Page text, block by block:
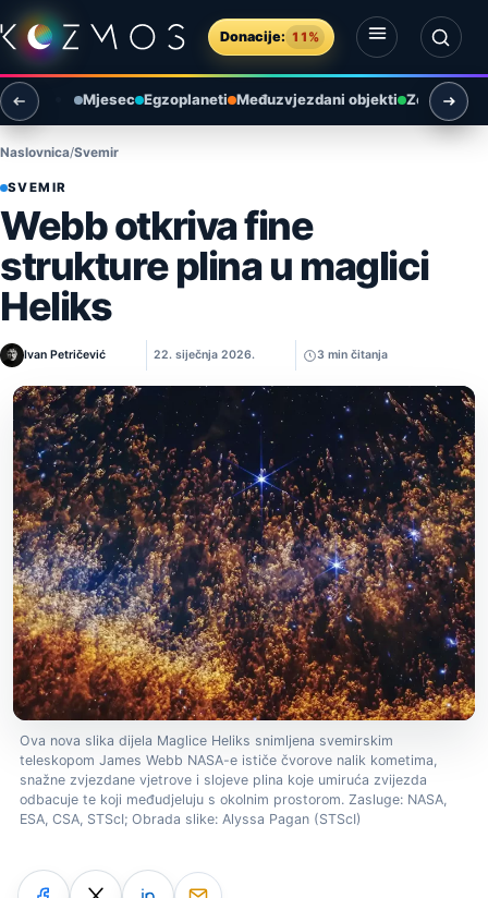
Preskoči na sadržaj
Donacije: 11%
Otvori izbornik
Otvori pretragu
Mjesec Egzoplaneti Međuzvjezdani objekti Zemlja i
Naslovnica Svemir
SVEMIR
Webb otkriva fine
strukture plina u maglici
Heliks
Ivan Petričević 22. siječnja 2026. 3 min čitanja
Ova nova slika dijela Maglice Heliks snimljena svemirskim
teleskopom James Webb NASA-e ističe čvorove nalik kometima,
snažne zvjezdane vjetrove i slojeve plina koje umiruća zvijezda
odbacuje te koji međudjeluju s okolnim prostorom. Zasluge: NASA,
ESA, CSA, STScI; Obrada slike: Alyssa Pagan (STScI)